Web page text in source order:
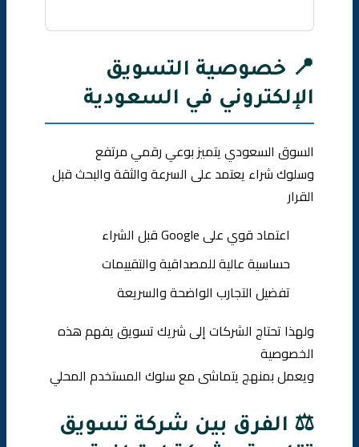
📍 خصوصية التسويق
الإلكتروني في السعودية
السوق السعودي يتميز بوعي رقمي مرتفع
وسلوك شراء يعتمد على السرعة والثقة والبحث قبل
القرار
اعتماد قوي على Google قبل الشراء
حساسية عالية للمصداقية والتقييمات
تفضيل التجارب الواضحة والسريعة
ولهذا تحتاج الشركات إلى شريك تسويق يفهم هذه
الخصوصية
ويعمل بمنهج يتماشى مع سلوك المستخدم المحلي
⚖️ الفرق بين شركة تسويق